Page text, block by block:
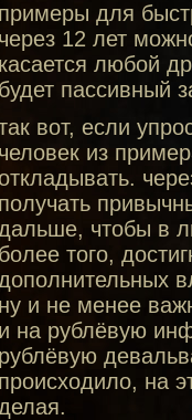
примеры для
через 12 лет
касается любой
будет пассивный
вот, если
человек из
получать
чтобы в
более того,
ну и не менее
и на рублёвую
рублёвую
происходило, на